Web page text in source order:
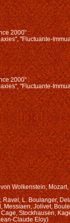
2000" :
"Fluctuante-
2000" :
"Fluctuante-
Wolkenstein,
Ravel, L. Boulanger,
Messiaen, Jolivet,
Stockhausen,
Claude Eloy)